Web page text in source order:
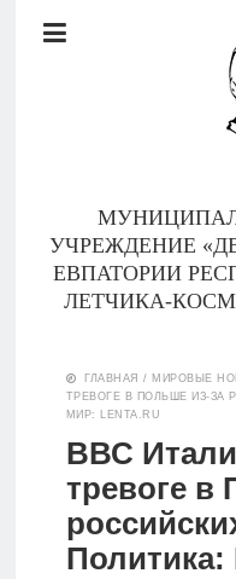
Документы
УЧРЕЖДЕНИЕ
ЕВПАТОРИИ
ЛЕТЧИКА-
Тренеры
Контакты
ГЛАВНАЯ / МИРОВЫЕ
ТРЕВОГЕ В ПОЛЬШЕ ИЗ-ЗА
МИР: LENTA.RU
ВВС
тревоге в